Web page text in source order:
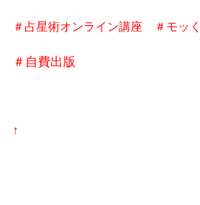
＃占星術オンライン講座 ＃モッ
＃自費出版
↑